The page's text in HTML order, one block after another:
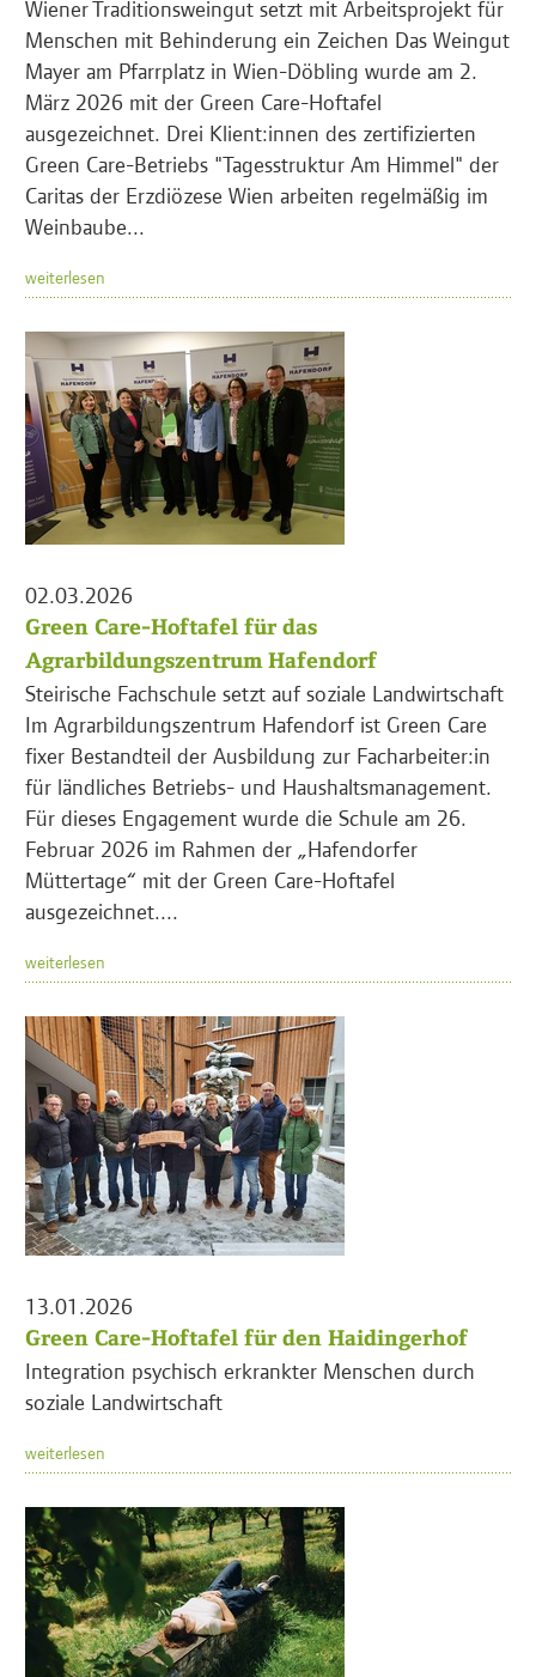
Wiener Traditionsweingut setzt mit Arbeitsprojekt für
Menschen mit Behinderung ein Zeichen Das Weingut
Mayer am Pfarrplatz in Wien-Döbling wurde am 2.
März 2026 mit der Green Care-Hoftafel
ausgezeichnet. Drei Klient:innen des zertifizierten
Green Care-Betriebs "Tagesstruktur Am Himmel" der
Caritas der Erzdiözese Wien arbeiten regelmäßig im
Weinbaube...
weiterlesen
02.03.2026
Green Care-Hoftafel für das
Agrarbildungszentrum Hafendorf
Steirische Fachschule setzt auf soziale Landwirtschaft
Im Agrarbildungszentrum Hafendorf ist Green Care
fixer Bestandteil der Ausbildung zur Facharbeiter:in
für ländliches Betriebs- und Haushaltsmanagement.
Für dieses Engagement wurde die Schule am 26.
Februar 2026 im Rahmen der „Hafendorfer
Müttertage“ mit der Green Care-Hoftafel
ausgezeichnet....
weiterlesen
13.01.2026
Green Care-Hoftafel für den Haidingerhof
Integration psychisch erkrankter Menschen durch
soziale Landwirtschaft
weiterlesen